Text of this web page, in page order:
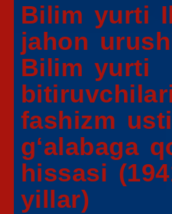
Bilim yurti
jahon
Bilim yurti
fashizm
gʻalabaga
hissasi
yillar)